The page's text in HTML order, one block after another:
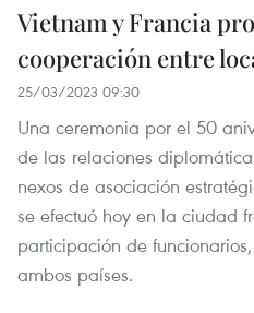
Vietnam y Francia
cooperación entre
25/03/2023 09:30
Una ceremonia por el 50
de las relaciones
nexos de asociación
se efectuó hoy en la ciudad
participación de
ambos países.